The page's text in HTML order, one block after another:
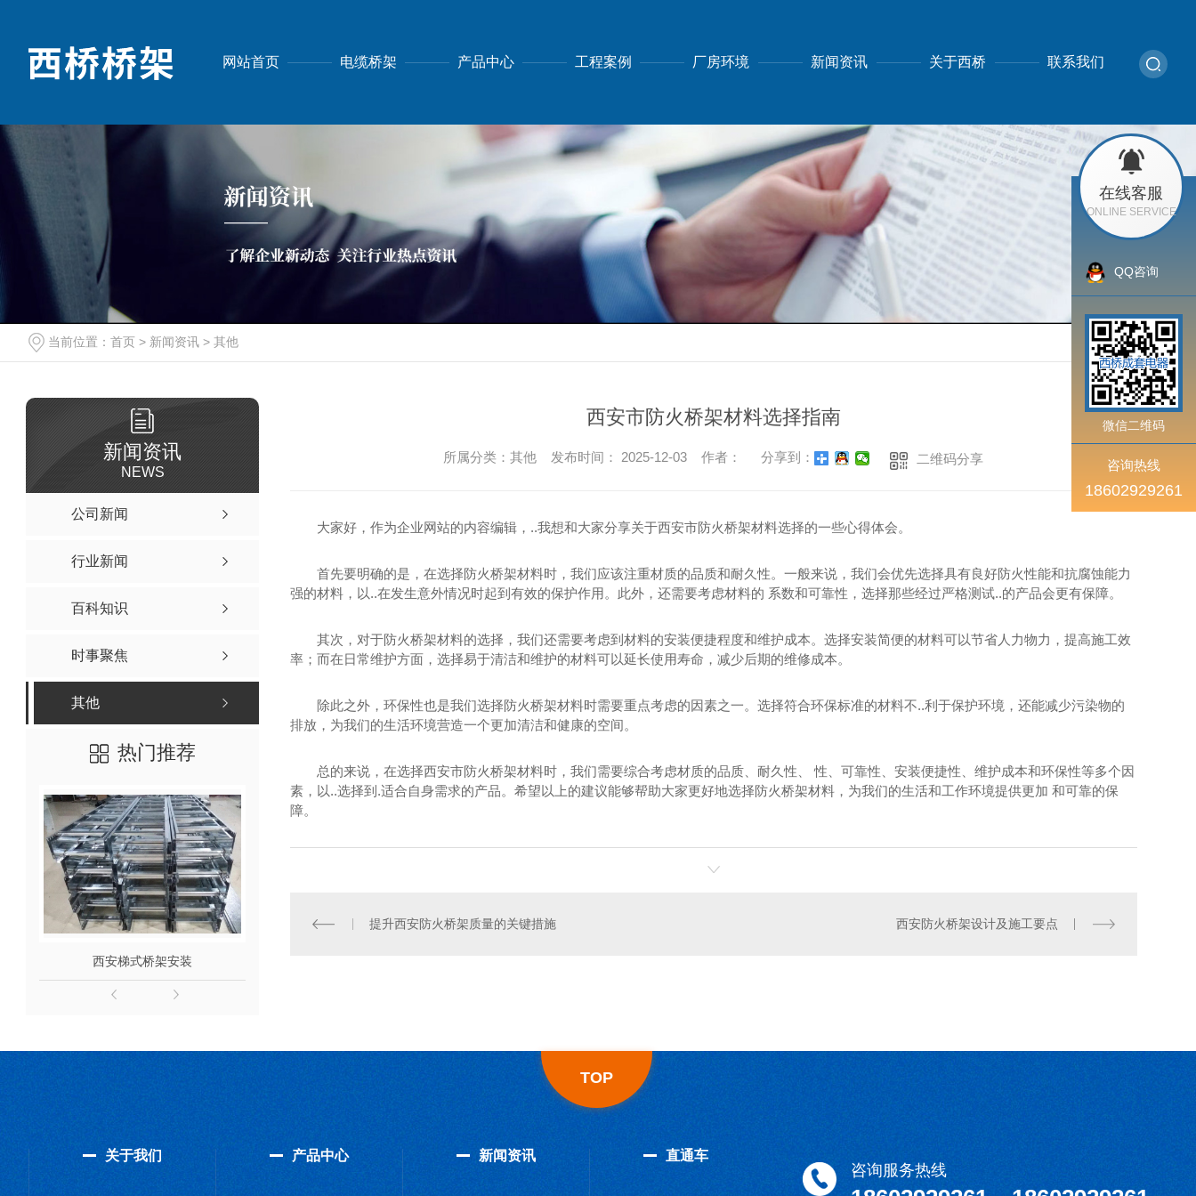
网站首页 电缆桥架 产品中心 工程案例 厂房环境 新闻资讯 关于西桥 联系我们
当前位置： 首页 > 新闻资讯 > 其他 返回
新闻资讯
NEWS
公司新闻
行业新闻
百科知识
时事聚焦
其他
热门推荐
西安梯式桥架安装
西安市防火桥架材料选择指南
所属分类：其他 发布时间： 2025-12-03 作者： 分享到： 二维码分享
大家好，作为企业网站的内容编辑，..我想和大家分享关于西安市防火桥架材料选择的一些心得体会。
首先要明确的是，在选择防火桥架材料时，我们应该注重材质的品质和耐久性。一般来说，我们会优先选择具有良好防火性能和抗腐蚀能力
强的材料，以..在发生意外情况时起到有效的保护作用。此外，还需要考虑材料的 系数和可靠性，选择那些经过严格测试..的产品会更有保障。
其次，对于防火桥架材料的选择，我们还需要考虑到材料的安装便捷程度和维护成本。选择安装简便的材料可以节省人力物力，提高施工效
率；而在日常维护方面，选择易于清洁和维护的材料可以延长使用寿命，减少后期的维修成本。
除此之外，环保性也是我们选择防火桥架材料时需要重点考虑的因素之一。选择符合环保标准的材料不..利于保护环境，还能减少污染物的
排放，为我们的生活环境营造一个更加清洁和健康的空间。
总的来说，在选择西安市防火桥架材料时，我们需要综合考虑材质的品质、耐久性、 性、可靠性、安装便捷性、维护成本和环保性等多个因
素，以..选择到.适合自身需求的产品。希望以上的建议能够帮助大家更好地选择防火桥架材料，为我们的生活和工作环境提供更加 和可靠的保
障。
提升西安防火桥架质量的关键措施 西安防火桥架设计及施工要点
TOP
咨询服务热线
关于我们 产品中心 新闻资讯 直通车
在线客服
ONLINE SERVICE
QQ咨询
微信二维码
咨询热线
18602929261